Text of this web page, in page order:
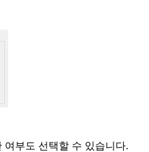
여부도 선택할 수 있습니다.